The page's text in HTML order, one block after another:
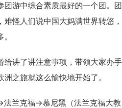
团游中综合素质最好的一个团。
难怪人们说中国大妈满世界转悠
讲了讲注意事项，带领大家办手
之旅就这么愉快地开始了。
兰克福→慕尼黑（法兰克福大教